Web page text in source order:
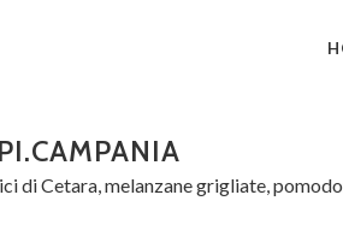
PI.CAMPANIA
di Cetara, melanzane grigliate,